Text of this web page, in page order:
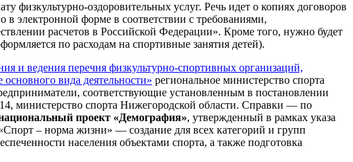
оздоровительных услуг. Речь идет о копиях договоров
в электронной форме в соответствии с требованиями,
расчетов в Российской Федерации». Кроме того, нужно будет
по расходам на спортивные занятия детей).
и ведения перечня физкультурно-спортивных организаций,
вида деятельности» региональное министерство спорта
соответствующие установленным в постановлении
министерство спорта Нижегородской области. Справки — по
проект «Демография», утвержденный в рамках указа
– норма жизни» — создание для всех категорий и групп
населения объектами спорта, а также подготовка